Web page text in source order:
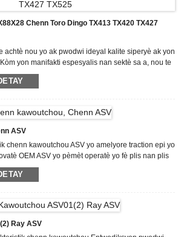
Chenn Toro Dingo TX413 TX420 TX427
achtè nou yo ak pwodwi ideyal kalite siperyè ak yon
yon manifakti espesyalis nan sektè sa a, nou te
nan pwodiksyon ak jesyon pou magazen
Lachin, aparèy pwosesis egzak, ekipman
nou. Nou sipòte achtè nou yo ak pwodwi
ASV
chenn kawoutchou ASV yo amelyore traction epi yo
OEM ASV yo pèmèt operatè yo fè plis nan plis
teknoloji nan klas li ki reyalize dirabilite,
dirijan. Chenn yo maksimize traction ak
kraze estil ba pou tout sezon ak yon ekstèn
Ray ASV